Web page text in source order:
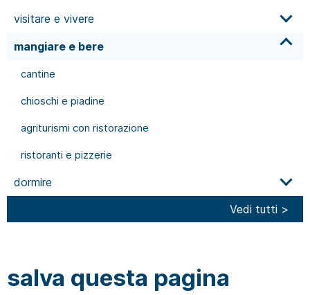
visitare e vivere
mangiare e bere
cantine
chioschi e piadine
agriturismi con ristorazione
ristoranti e pizzerie
dormire
Vedi tutti >
salva questa pagina